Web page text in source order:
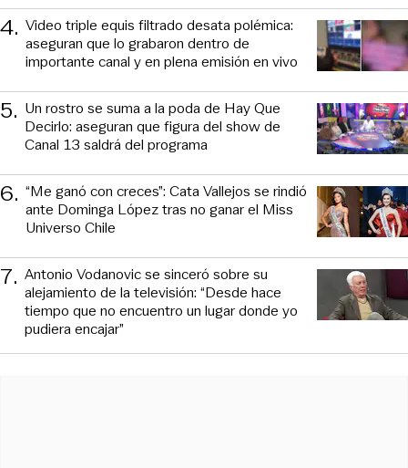
4. Video triple equis filtrado desata polémica:
aseguran que lo grabaron dentro de
importante canal y en plena emisión en vivo
5. Un rostro se suma a la poda de Hay Que
Decirlo: aseguran que figura del show de
Canal 13 saldrá del programa
6. “Me ganó con creces”: Cata Vallejos se rindió
ante Dominga López tras no ganar el Miss
Universo Chile
7. Antonio Vodanovic se sinceró sobre su
alejamiento de la televisión: “Desde hace
tiempo que no encuentro un lugar donde yo
pudiera encajar”